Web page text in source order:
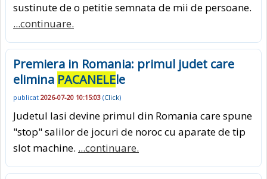
sustinute de o petitie semnata de mii de persoane.
...continuare.
Premiera in Romania: primul judet care
elimina PACANELEle
publicat 2026-07-20 10:15:03 (Click)
Judetul Iasi devine primul din Romania care spune
"stop" salilor de jocuri de noroc cu aparate de tip
slot machine. ...continuare.